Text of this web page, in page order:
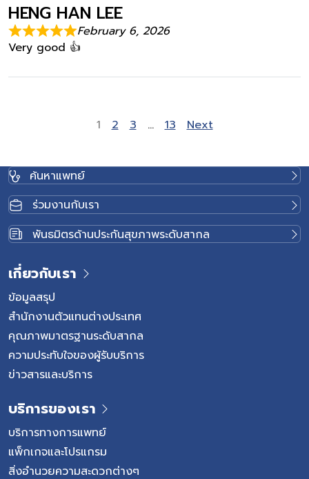
HENG HAN LEE
February 6, 2026
Very good 👍
Site Reviews
Page
1 Page
2 Page
3 … Page
13 Next
ค้นหาแพทย์
ร่วมงานกับเรา
พันธมิตรด้านประกันสุขภาพระดับสากล
เกี่ยวกับเรา
ข้อมูลสรุป
สำนักงานตัวแทนต่างประเทศ
คุณภาพมาตรฐานระดับสากล
ความประทับใจของผู้รับบริการ
ข่าวสารและบริการ
บริการของเรา
บริการทางการแพทย์
แพ็กเกจและโปรแกรม
สิ่งอำนวยความสะดวกต่างๆ